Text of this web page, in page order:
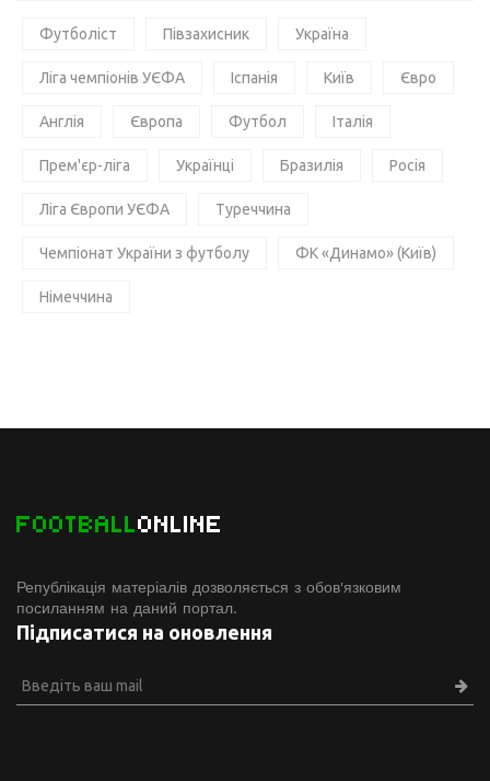
Футболіст Півзахисник Україна
Ліга чемпіонів УЄФА Іспанія Київ Євро
Англія Європа Футбол Італія
Прем'єр-ліга Українці Бразилія Росія
Ліга Європи УЄФА Туреччина
Чемпіонат України з футболу ФК «Динамо» (Київ)
Німеччина
FOOTBALLONLINE
Републікація матеріалів дозволяється з обов'язковим
посиланням на даний портал.
Підписатися на оновлення